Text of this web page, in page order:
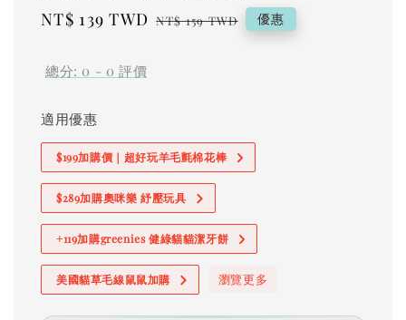
Sale
NT$ 139 TWD Regular
NT$ 159 TWD 優惠
總分: 0 - 0 評價
適用優惠
$199加購價｜超好玩羊毛氈棉花棒
$289加購奧咪樂 紓壓玩具
+119加購greenies 健綠貓貓潔牙餅
美國貓草毛線鼠鼠加購 瀏覽更多